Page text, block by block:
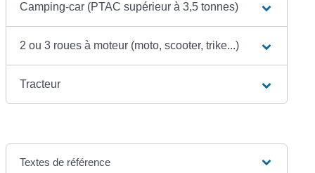
Camping-car (PTAC supérieur à 3,5 tonnes)
2 ou 3 roues à moteur (moto, scooter, trike...)
Tracteur
Textes de référence